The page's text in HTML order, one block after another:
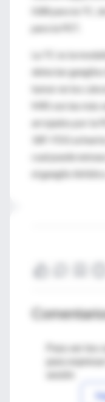
0.88 para la TC,
para la PET.
La TC es la
detectar
tumor en los
MRI son las
arrojados por la
18F-FDG
cual puede
el ganglio linfático.
Para ver los